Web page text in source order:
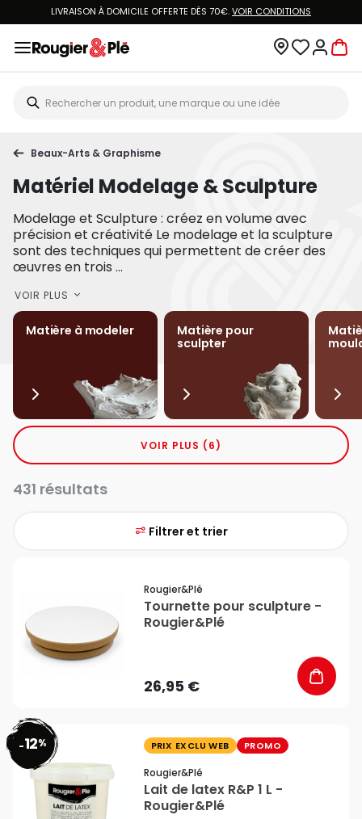
LIVRAISON À DOMICILE OFFERTE DÈS 70€.VOIR CONDITIONS
Beaux-Arts & Graphisme
Matériel Modelage & Sculpture
Modelage et Sculpture : créez en volume avec
précision et créativité Le modelage et la sculpture
sont des techniques qui permettent de créer des
œuvres en trois ...
VOIR PLUS
Matière à modeler
Matière pour
sculpter
VOIR PLUS (6)
431 résultats
Filtrer et trier
Rougier&plé
Tournette pour sculpture -
Rougier&Plé
26,95 €
-12% PRIX EXCLU WEB PROMO
Rougier&plé
Lait de latex R&P 1 L -
Rougier&Plé